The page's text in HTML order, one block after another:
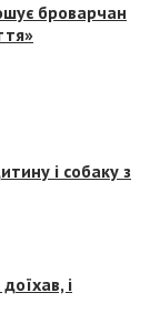
броварчан
і собаку з
і